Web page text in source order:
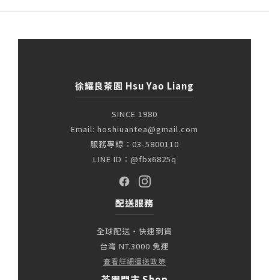
徐耀良茶園 Hsu Yao Liang
SINCE 1980
Email: hoshiuantea@gmail.com
服務專線：03-5800110
LINE ID：@fbx6825q
配送服務
全球配送・快速到貨
台灣 NT.3000 免運
查看詳細運送政策